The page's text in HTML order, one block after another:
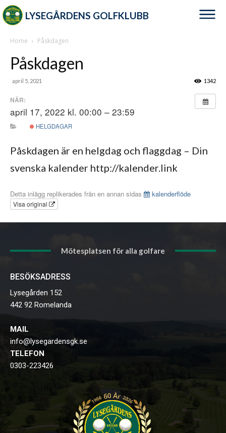
LYSEGÅRDENS GOLFKLUBB
Home Påskdagen
Påskdagen
april 5, 2021 1342
NÄR:
april 17, 2022 kl. 00:00 – 23:59
HELGDAGAR
Påskdagen är en helgdag och flaggdag – Din
svenska kalender http://kalender.link
Detta inlägg replikerades från en annan sidas kalenderflöde
Visa original
Mötesplatsen för alla golfare
BESÖKSADRESS
Lysegården 152
442 92 Romelanda
MAIL
info@lysegardensgk.se
TELEFON
0303-223426